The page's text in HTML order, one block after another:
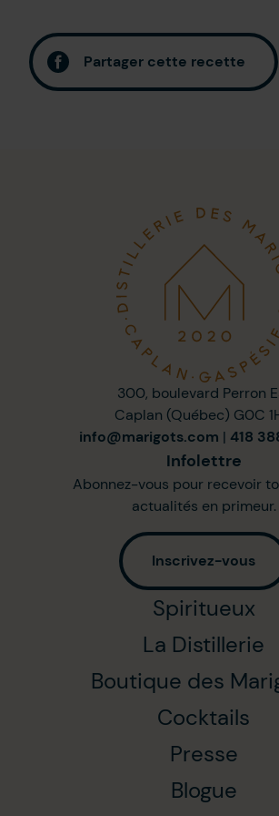
Partager cette recette
300, boulevard Perron
Caplan (Québec) G0C
info@marigots.com | 418
Infolettre
Abonnez-vous pour recevoir
actualités en primeur.
Inscrivez-vous
Spiritueux
La Distillerie
Boutique des
Cocktails
Presse
Blogue